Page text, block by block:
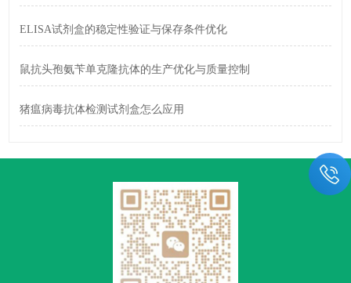
ELISA试剂盒的稳定性验证与保存条件优化
鼠抗头孢氨苄单克隆抗体的生产优化与质量控制
猪瘟病毒抗体检测试剂盒怎么应用